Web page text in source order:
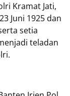
Kramat Jati,
Juni 1925 dan
setia
teladan